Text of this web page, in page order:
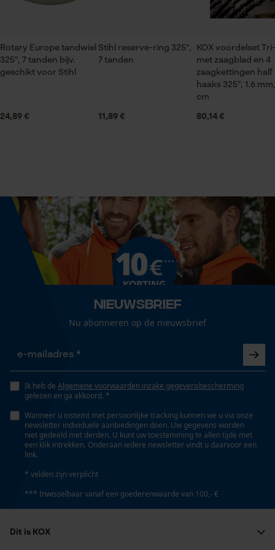
Technische specificaties
Nee
Fasewisselaar
Nee
Schuine snede
Gereedschapsloze kettingspanning
Gereedschapsloze kettingwissel
Nee
Energie & vermogen
Accucapaciteitsaanduiding
Nee
Accu/batterij inbegrepen
Rotary Europe tandwiel
325", 7 tanden bijv.
geschikt voor Stihl
24,89 €
Stihl reserve-ring 325",
7 tanden
11,89 €
KOX voordelset
met zaagblad en 4
zaagkettingen half
haaks 325", 1.6
cm
80,14 €
Nieuwsbrief
Nu abonneren op de nieuwsbrief
Ik heb de Algemene voorwaarden inzake gegevensbescherming
gelezen en ga akkoord. *
Wanneer u instemt met persoonlijke tracking kunnen we u via onze
newsletter individuele aanbiedingen doen. Uw gegevens worden
niet gedeeld met derden. U kunt uw toestemming te allen tijde met
een klik intrekken. Onderaan iedere newsletter vindt u daarvoor een
link.
* velden zijn verplicht
*** Inwisselbaar vanaf een goederenwaarde van 100,- €
Dit is KOX
Statistische Cookies
Prestatie en functionele
Cookies
Loop54 Personalization
Gepersonaliseerde homepage
Opgeslagen winkelwagen
Google Maps
Marketing Cookies
Google Global Site Tag